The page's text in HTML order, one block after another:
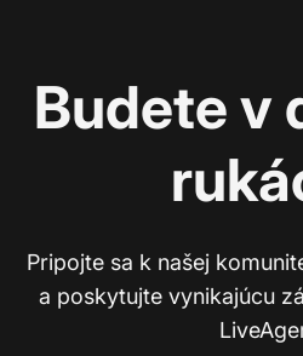
Budete v
Pripojte sa k našej
a poskytujte vynikajúcu